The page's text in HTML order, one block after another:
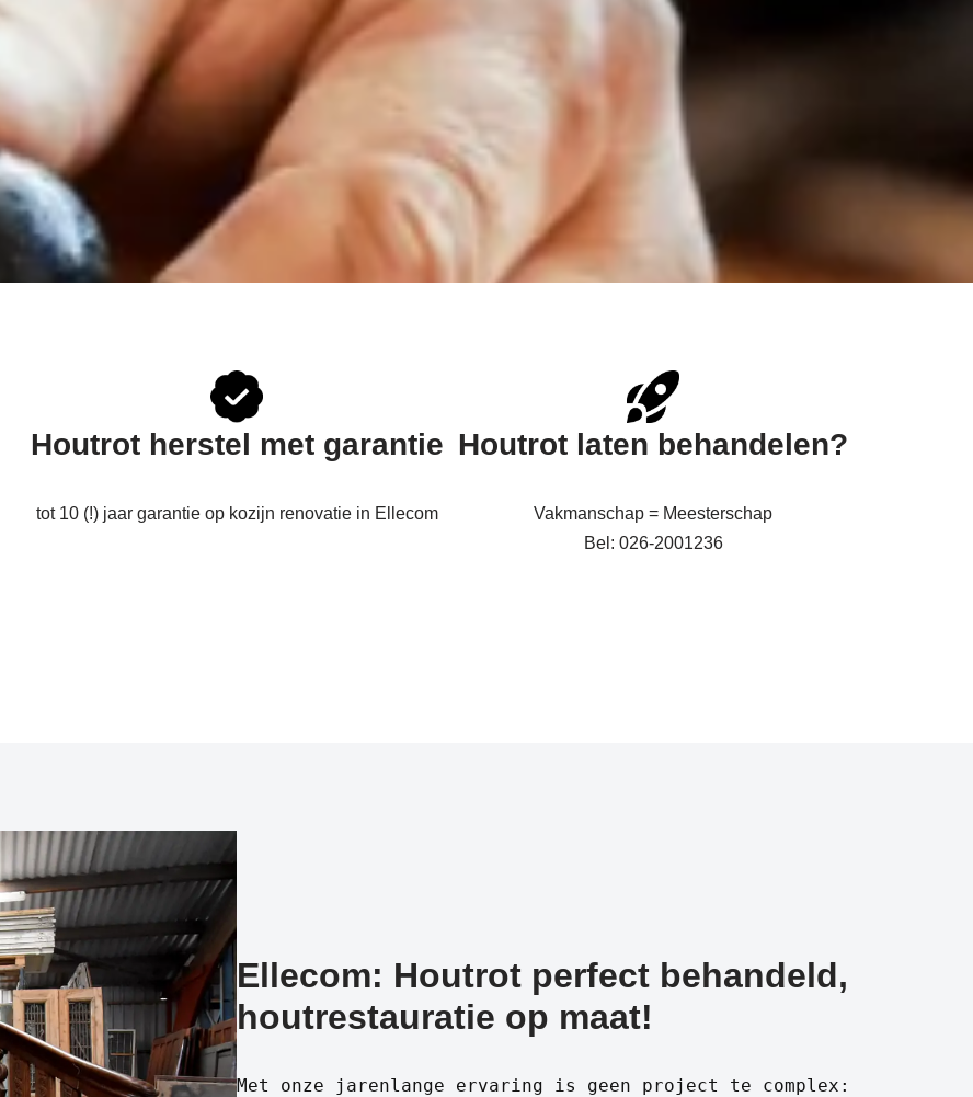
Houtrot herstel met garantie
tot 10 (!) jaar garantie op kozijn renovatie in Ellecom
Houtrot laten behandelen?
Vakmanschap = Meesterschap
Bel: 026-2001236
Ellecom: Houtrot perfect behandeld,
houtrestauratie op maat!
Met onze jarenlange ervaring is geen project te complex: